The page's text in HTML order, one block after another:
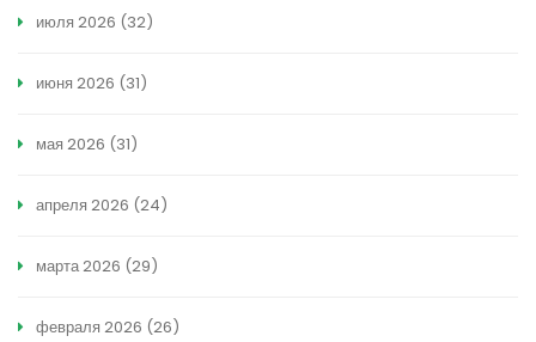
июля 2026 (32)
июня 2026 (31)
мая 2026 (31)
апреля 2026 (24)
марта 2026 (29)
февраля 2026 (26)